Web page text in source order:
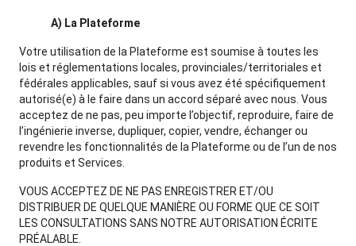
A) La Plateforme
Votre utilisation de la Plateforme est soumise à toutes les
lois et réglementations locales, provinciales/territoriales et
fédérales applicables, sauf si vous avez été spécifiquement
autorisé(e) à le faire dans un accord séparé avec nous. Vous
acceptez de ne pas, peu importe l’objectif, reproduire, faire de
l’ingénierie inverse, dupliquer, copier, vendre, échanger ou
revendre les fonctionnalités de la Plateforme ou de l’un de nos
produits et Services.
VOUS ACCEPTEZ DE NE PAS ENREGISTRER ET/OU
DISTRIBUER DE QUELQUE MANIÈRE OU FORME QUE CE SOIT
LES CONSULTATIONS SANS NOTRE AUTORISATION ÉCRITE
PRÉALABLE.